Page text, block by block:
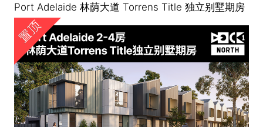
Port Adelaide 林荫大道 Torrens Title 独立别墅期房